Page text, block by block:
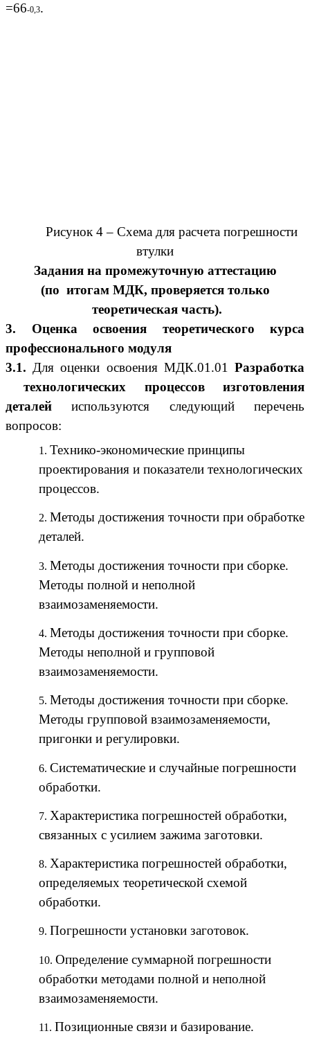
=66-0,3.
Рисунок 4 – Схема для расчета погрешности
втулки
Задания на промежуточную аттестацию
(по итогам МДК, проверяется только
теоретическая часть).
3. Оценка освоения теоретического курса
профессионального модуля
3.1.Для оценки освоения МДК.01.01Разработка
технологических процессов изготовления
деталей используются следующий перечень
вопросов:
Технико-экономические принципы
проектирования и показатели технологических
процессов.
Методы достижения точности при обработке
деталей.
Методы достижения точности при сборке.
Методы полной и неполной
взаимозаменяемости.
Методы достижения точности при сборке.
Методы неполной и групповой
взаимозаменяемости.
Методы достижения точности при сборке.
Методы групповой взаимозаменяемости,
пригонки и регулировки.
Систематические и случайные погрешности
обработки.
Характеристика погрешностей обработки,
связанных с усилием зажима заготовки.
Характеристика погрешностей обработки,
определяемых теоретической схемой
обработки.
Погрешности установки заготовок.
Определение суммарной погрешности
обработки методами полной и неполной
взаимозаменяемости.
Позиционные связи и базирование.